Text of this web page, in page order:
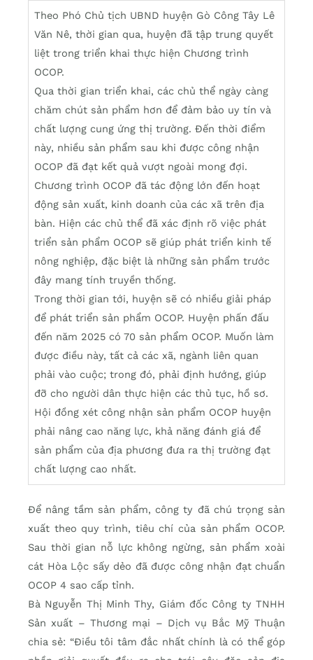
Theo Phó Chủ tịch UBND huyện Gò Công Tây Lê
Văn Nê, thời gian qua, huyện đã tập trung quyết
liệt trong triển khai thực hiện Chương trình
OCOP.
Qua thời gian triển khai, các chủ thể ngày càng
chăm chút sản phẩm hơn để đảm bảo uy tín và
chất lượng cung ứng thị trường. Đến thời điểm
này, nhiều sản phẩm sau khi được công nhận
OCOP đã đạt kết quả vượt ngoài mong đợi.
Chương trình OCOP đã tác động lớn đến hoạt
động sản xuất, kinh doanh của các xã trên địa
bàn. Hiện các chủ thể đã xác định rõ việc phát
triển sản phẩm OCOP sẽ giúp phát triển kinh tế
nông nghiệp, đặc biệt là những sản phẩm trước
đây mang tính truyền thống.
Trong thời gian tới, huyện sẽ có nhiều giải pháp
để phát triển sản phẩm OCOP. Huyện phấn đấu
đến năm 2025 có 70 sản phẩm OCOP. Muốn làm
được điều này, tất cả các xã, ngành liên quan
phải vào cuộc; trong đó, phải định hướng, giúp
đỡ cho người dân thực hiện các thủ tục, hồ sơ.
Hội đồng xét công nhận sản phẩm OCOP huyện
phải nâng cao năng lực, khả năng đánh giá để
sản phẩm của địa phương đưa ra thị trường đạt
chất lượng cao nhất.
Để nâng tầm sản phẩm, công ty đã chú trọng sản
xuất theo quy trình, tiêu chí của sản phẩm OCOP.
Sau thời gian nỗ lực không ngừng, sản phẩm xoài
cát Hòa Lộc sấy dẻo đã được công nhận đạt chuẩn
OCOP 4 sao cấp tỉnh.
Bà Nguyễn Thị Minh Thy, Giám đốc Công ty TNHH
Sản xuất – Thương mại – Dịch vụ Bắc Mỹ Thuận
chia sẻ: “Điều tôi tâm đắc nhất chính là có thể góp